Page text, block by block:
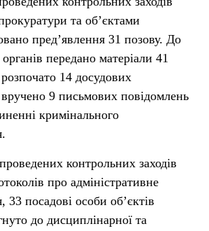
та об’єктами
пред’явлення 31 позову. До
передано матеріали 41
розпочато 14 досудових
вручено 9 письмових повідомлень
кримінального
контрольних заходів
про адміністративне
посадові особи об’єктів
до дисциплінарної та